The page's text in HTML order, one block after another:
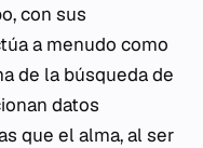
con sus
a menudo como
de la búsqueda de
datos
que el alma, al ser